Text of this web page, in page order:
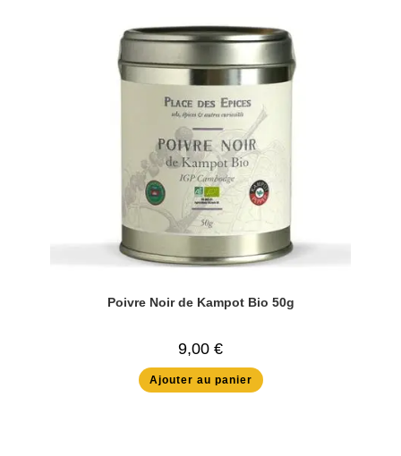
Poivre Noir de Kampot Bio 50g
9,00 €
Ajouter au panier